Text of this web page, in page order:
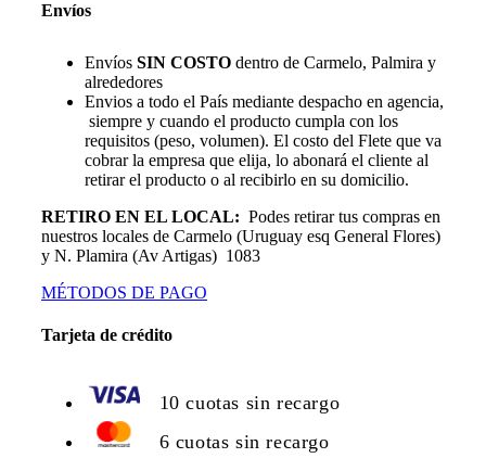
Envíos
Envíos SIN COSTO dentro de Carmelo, Palmira y
alrededores
Envios a todo el País mediante despacho en agencia,
siempre y cuando el producto cumpla con los
requisitos (peso, volumen). El costo del Flete que va
cobrar la empresa que elija, lo abonará el cliente al
retirar el producto o al recibirlo en su domicilio.
RETIRO EN EL LOCAL: Podes retirar tus compras en
nuestros locales de Carmelo (Uruguay esq General Flores)
y N. Plamira (Av Artigas) 1083
MÉTODOS DE PAGO
Tarjeta de crédito
10 cuotas sin recargo
6 cuotas sin recargo